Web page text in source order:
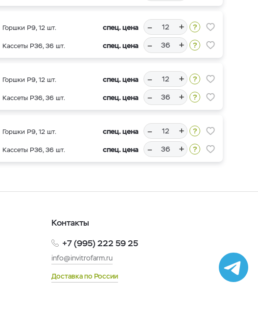
Горшки Р9, 12 шт. спец. цена – +
Кассеты Р36, 36 шт. спец. цена – +
Горшки Р9, 12 шт. спец. цена – +
Кассеты Р36, 36 шт. спец. цена – +
Горшки Р9, 12 шт. спец. цена – +
Кассеты Р36, 36 шт. спец. цена – +
Контакты
+7 (995) 222 59 25
info@invitrofarm.ru
Доставка по России